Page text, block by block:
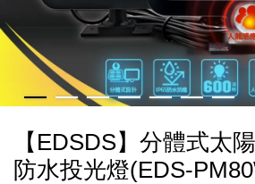
【EDSDS】分體式太
防水投光燈(EDS-